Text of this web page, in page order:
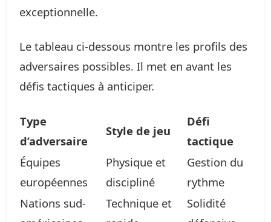
exceptionnelle.
Le tableau ci-dessous montre les profils des
adversaires possibles. Il met en avant les
défis tactiques à anticiper.
Type
d’adversaire
Style de jeu
Défi
tactique
Équipes
européennes
Physique et
discipliné
Gestion du
rythme
Nations sud-
Technique et
Solidité